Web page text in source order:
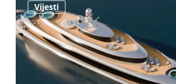
Vijesti
Facchini
Design
predstavlja
concept
yacht